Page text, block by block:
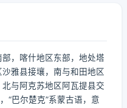
，喀什地区东部，地处塔
雅县接壤，南与和田地区
与阿克苏地区阿瓦提县交
“巴尔楚克”系蒙古语，意